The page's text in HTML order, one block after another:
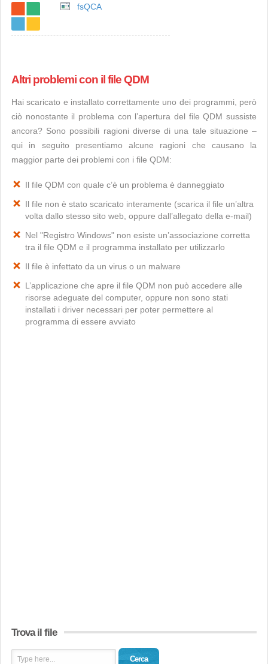
fsQCA
Altri problemi con il file QDM
Hai scaricato e installato correttamente uno dei programmi, però
ciò nonostante il problema con l’apertura del file QDM sussiste
ancora? Sono possibili ragioni diverse di una tale situazione –
qui in seguito presentiamo alcune ragioni che causano la
maggior parte dei problemi con i file QDM:
Il file QDM con quale c’è un problema è danneggiato
Il file non è stato scaricato interamente (scarica il file un’altra
volta dallo stesso sito web, oppure dall’allegato della e-mail)
Nel "Registro Windows" non esiste un’associazione corretta
tra il file QDM e il programma installato per utilizzarlo
Il file è infettato da un virus o un malware
L’applicazione che apre il file QDM non può accedere alle
risorse adeguate del computer, oppure non sono stati
installati i driver necessari per poter permettere al
programma di essere avviato
Trova il file
Cerca